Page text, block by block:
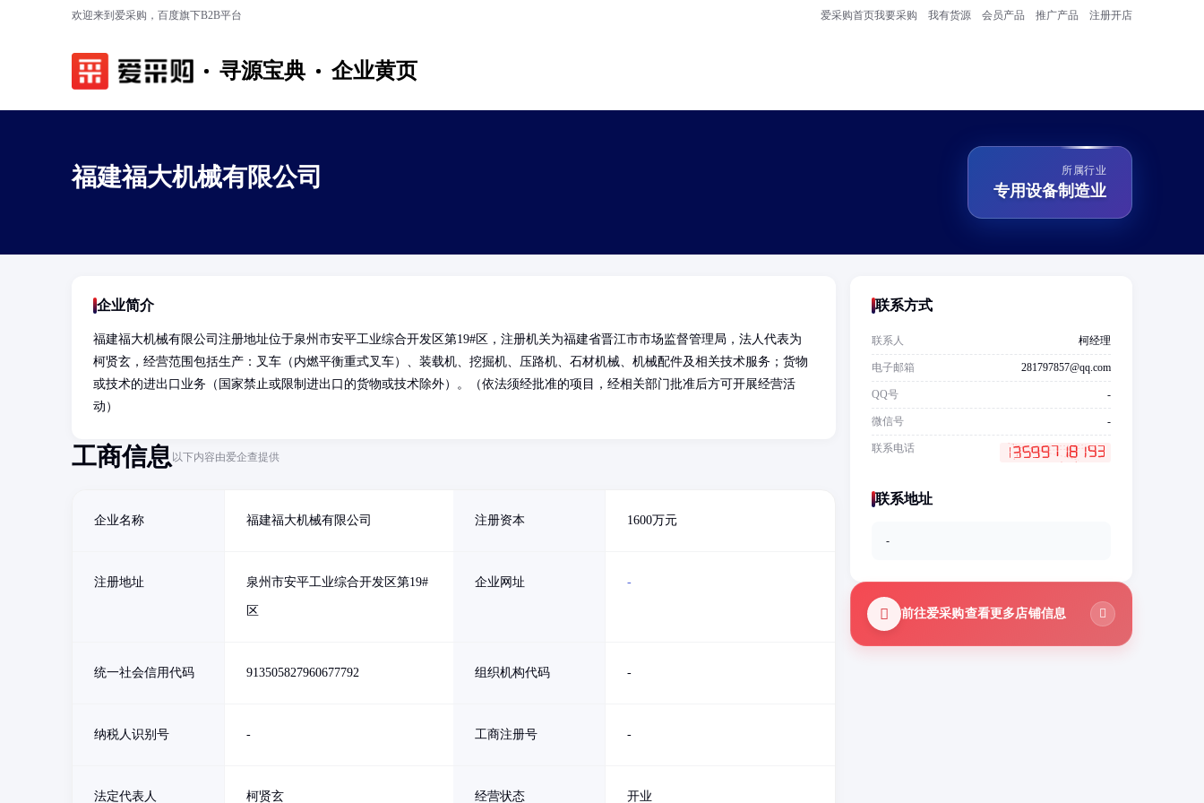
欢迎来到爱采购，百度旗下B2B平台 爱采购首页我要采购 我有货源 会员产品 推广产品 注册开店
寻源宝典 企业黄页
福建福大机械有限公司 所属行业
专用设备制造业
企业简介
福建福大机械有限公司注册地址位于泉州市安平工业综合开发区第19#区，注册机关为福建省晋江市市场监督管理局，法人代表为
柯贤玄，经营范围包括生产：叉车（内燃平衡重式叉车）、装载机、挖掘机、压路机、石材机械、机械配件及相关技术服务；货物
或技术的进出口业务（国家禁止或限制进出口的货物或技术除外）。（依法须经批准的项目，经相关部门批准后方可开展经营活
动）
工商信息以下内容由爱企查提供
企业名称 福建福大机械有限公司 注册资本 1600万元
注册地址 泉州市安平工业综合开发区第19#
区
企业网址 -
统一社会信用代码 913505827960677792 组织机构代码 -
纳税人识别号 - 工商注册号 -
法定代表人 柯贤玄 经营状态 开业
联系方式
联系人 柯经理
电子邮箱 281797857@qq.com
QQ号 -
微信号 -
联系电话
联系地址
-
前往爱采购查看更多店铺信息